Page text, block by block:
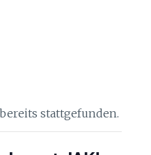
stattgefunden.